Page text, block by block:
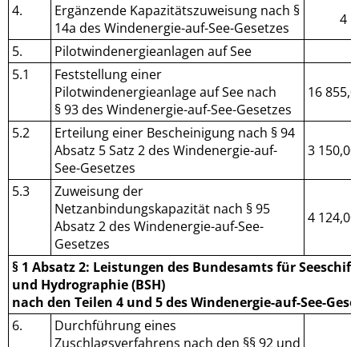
4.
Ergänzende Kapazitätszuweisung nach §
14a des Windenergie-auf-See-Gesetzes
4
5.
Pilotwindenergieanlagen auf See
5.1
Feststellung einer
Pilotwindenergieanlage auf See nach
§ 93 des Windenergie-auf-See-Gesetzes
16
5.2
Erteilung einer Bescheinigung nach § 94
Absatz 5 Satz 2 des Windenergie-auf-
See-Gesetzes
3 150,00
5.3
Zuweisung der
Netzanbindungskapazität nach § 95
Absatz 2 des Windenergie-auf-See-
Gesetzes
4 124,00
§ 1 Absatz 2: Leistungen des Bundesamts für
und Hydrographie (BSH)
nach den Teilen 4 und 5 des Windenergie-auf-See-
6.
Durchführung eines
Zuschlagsverfahrens nach den §§ 92 und